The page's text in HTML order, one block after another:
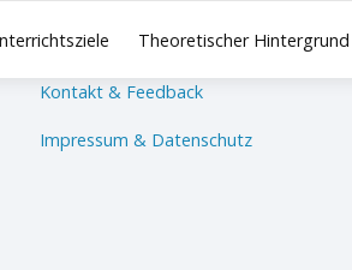
Theoretischer
Kontakt & Feedback
Impressum & Datenschutz